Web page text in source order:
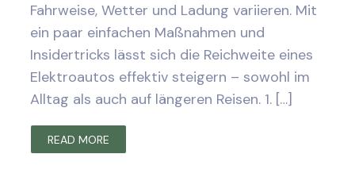
Fahrweise, Wetter und Ladung variieren. Mit
ein paar einfachen Maßnahmen und
Insidertricks lässt sich die Reichweite eines
Elektroautos effektiv steigern – sowohl im
Alltag als auch auf längeren Reisen. 1. […]
READ MORE